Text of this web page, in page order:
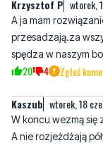
Krzysztof P wtorek,
A ja mam
przesadzają.za
spędza w naszym
20 4 Zgłoś
Kaszub wtorek, 18
W koncu wezmą się
A nie rozjeżdżają